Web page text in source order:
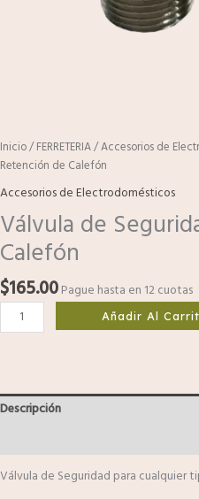
Inicio/FERRETERIA/Accesorios de
Retención de Calefón
Accesorios de Electrodomésticos
Válvula de
Calefón
$165.00Pague hasta en 12 cuotas
Añadir Al
Descripción
Válvula de Seguridad para cualquier